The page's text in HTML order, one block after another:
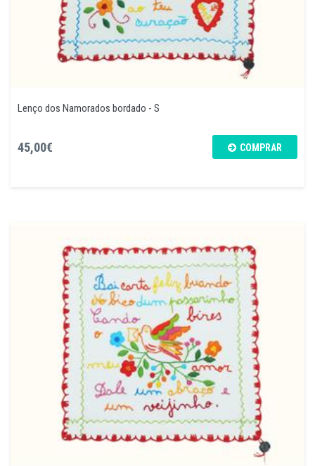
Lenço dos Namorados bordado - S
45,00€ COMPRAR